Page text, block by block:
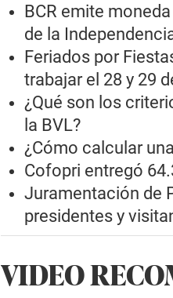
BCR emite
de la
Feriados por
trabajar el 28 y 29
¿Qué son los
la BVL?
¿Cómo calcular
Cofopri entregó
Juramentación de
presidentes y
VIDEO